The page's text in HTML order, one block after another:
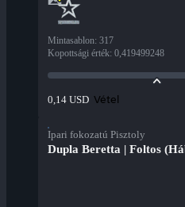
Mintasablon: 317
Kopottsági érték: 0,419499248
0,14 USD Vétel
Ipari fokozatú Pisztoly
Dupla Beretta | Foltos